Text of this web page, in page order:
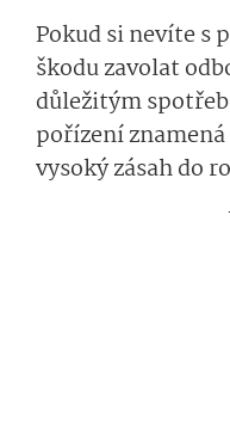
Pokud si nevíte s
škodu zavolat
důležitým
pořízení
vysoký zásah do